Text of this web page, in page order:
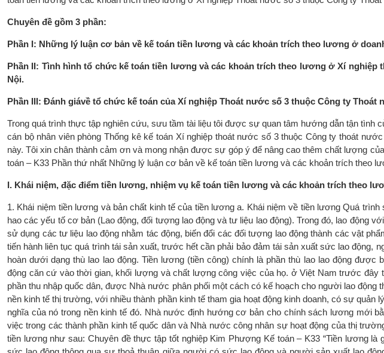
Chuyên đề gồm 3 phần:
Phần I: Những lý luận cơ bản về kế toán tiền lương và các khoản trích theo lương ở
Phần II: Tình hình tổ chức kế toán tiền lương và các khoản trích theo lương ở Xí
Nội.
Phần III: Đánh giávề tổ chức kế toán của Xí nghiệp Thoát nước số 3 thuộc Công ty Thoát
Trong quá trình thực tập nghiên cứu, sưu tầm tài liệu tôi được sự quan tâm hướng dẫn tận tình
cán bộ nhân viên phòng Thống kê kế toán Xí nghiệp thoát nước số 3 thuộc Công ty thoát
này. Tôi xin chân thành cảm ơn và mong nhận được sự góp ý để nâng cao thêm chất lượng
toán – K33 Phần thứ nhất Những lý luận cơ bản về kế toán tiền lương và các khoản trích theo
I. Khái niệm, đặc điểm tiền lương, nhiệm vụ kế toán tiền lương và các khoản trích theo
1. Khái niệm tiền lương và bản chất kinh tế của tiền lương a. Khái niệm về tiền lương Quá
hao các yếu tố cơ bản (Lao động, đối tượng lao động và tư liệu lao động). Trong đó, lao động
sử dụng các tư liệu lao động nhằm tác động, biến đổi các đối tượng lao động thành các vật
tiến hành liên tục quá trình tái sản xuất, trước hết cần phải bảo đảm tái sản xuất sức lao động,
hoàn dưới dạng thù lao lao động. Tiền lương (tiền công) chính là phần thù lao lao động được
động căn cứ vào thời gian, khối lượng và chất lượng công việc của họ. ở Việt Nam trước đây
phần thu nhập quốc dân, được Nhà nước phân phối một cách có kế hoạch cho người lao
nền kinh tế thị trường, với nhiều thành phần kinh tế tham gia hoạt động kinh doanh, có sự
nghĩa của nó trong nền kinh tế đó. Nhà nước định hướng cơ bản cho chính sách lương mới
việc trong các thành phần kinh tế quốc dân và Nhà nước công nhân sự hoạt động của thị
tiền lương như sau: Chuyên đề thực tập tốt nghiệp Kim Phượng Kế toán – K33 “Tiền lương